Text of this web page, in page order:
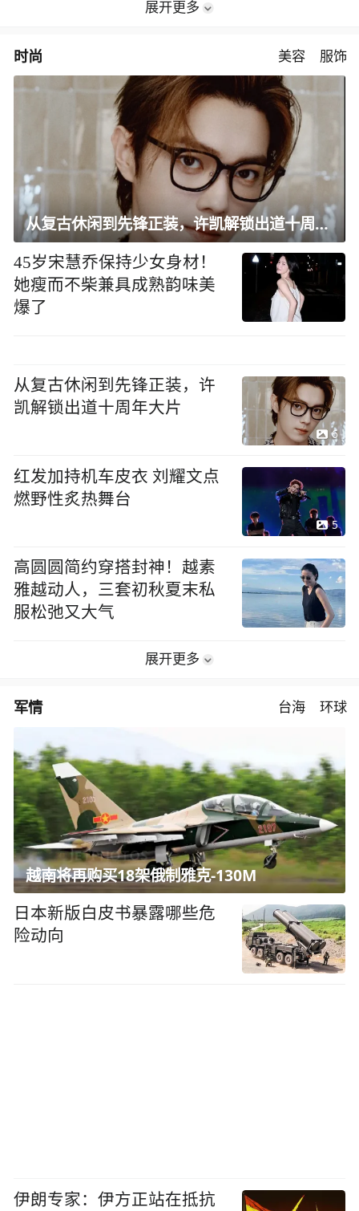
展开更多
时尚 美容 服饰
从复古休闲到先锋正装，许凯解锁出道十周年大片
45岁宋慧乔保持少女身材！
她瘦而不柴兼具成熟韵味美
爆了
从复古休闲到先锋正装，许
凯解锁出道十周年大片
6
红发加持机车皮衣 刘耀文点
燃野性炙热舞台
5
高圆圆简约穿搭封神！越素
雅越动人，三套初秋夏末私
服松弛又大气
展开更多
军情 台海 环球
越南将再购买18架俄制雅克-130M
日本新版白皮书暴露哪些危
险动向
伊朗专家：伊方正站在抵抗